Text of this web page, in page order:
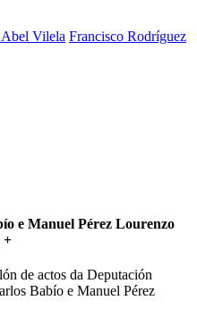
Vilela Francisco Rodríguez
e Manuel Pérez Lourenzo
+
de actos da Deputación
Babío e Manuel Pérez